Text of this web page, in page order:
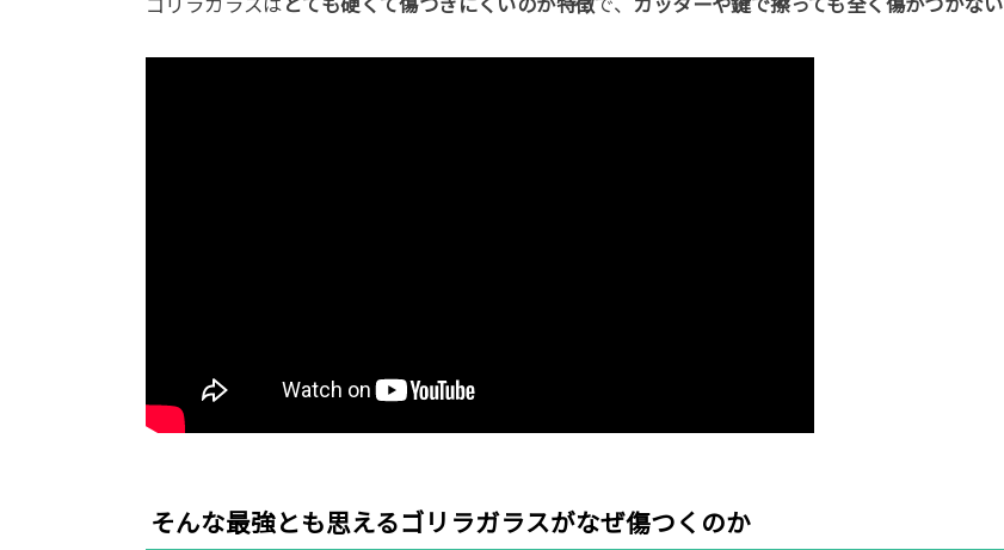
ゴリラガラスは とても硬くて傷つきにくいのが特徴で、 カッターや鍵で擦っても全く傷がつかない
そんな最強とも思えるゴリラガラスがなぜ傷つくのか